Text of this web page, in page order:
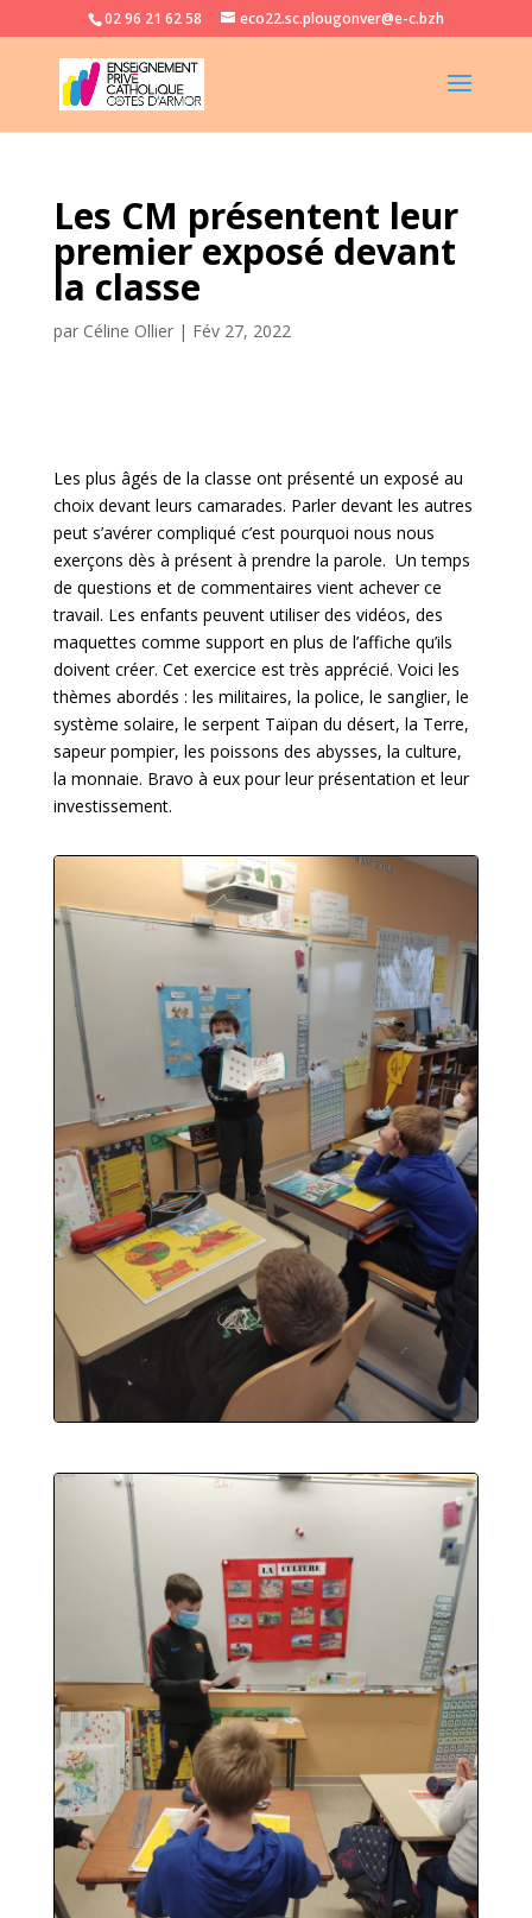
02 96 21 62 58 eco22.sc.plougonver@e-c.bzh
Les CM présentent leur
premier exposé devant
la classe
par Céline Ollier| Fév 27, 2022
Les plus âgés de la classe ont présenté un exposé au
choix devant leurs camarades. Parler devant les autres
peut s’avérer compliqué c’est pourquoi nous nous
exerçons dès à présent à prendre la parole. Un temps
de questions et de commentaires vient achever ce
travail. Les enfants peuvent utiliser des vidéos, des
maquettes comme support en plus de l’affiche qu’ils
doivent créer. Cet exercice est très apprécié. Voici les
thèmes abordés : les militaires, la police, le sanglier, le
système solaire, le serpent Taïpan du désert, la Terre,
sapeur pompier, les poissons des abysses, la culture,
la monnaie. Bravo à eux pour leur présentation et leur
investissement.